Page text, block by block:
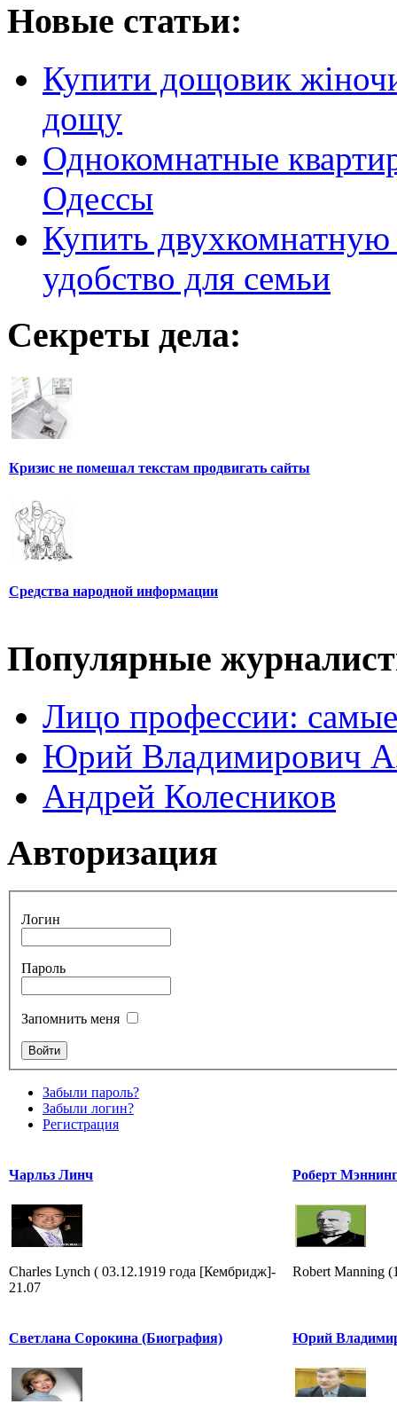
Новые статьи:
Купити дощовик
дощу
Однокомнатные
Одессы
Купить
удобство для семьи
Секреты дела:
Кризис не помешал текстам продвигать сайты
Средства народной информации
Популярные
Лицо профессии:
Юрий Владимирович
Андрей Колесников
Авторизация
Логин
Пароль
Запомнить меня
Забыли пароль?
Забыли логин?
Регистрация
Чарльз Линч
Charles Lynch ( 03.12.1919 года [Кембридж]-
21.07
Роберт Мэннинг
Robert Manning
Светлана Сорокина (Биография) Юрий